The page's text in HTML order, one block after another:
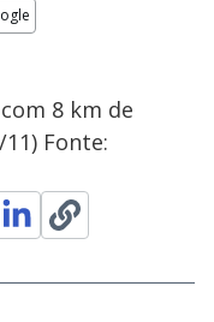
8 km de
Fonte: